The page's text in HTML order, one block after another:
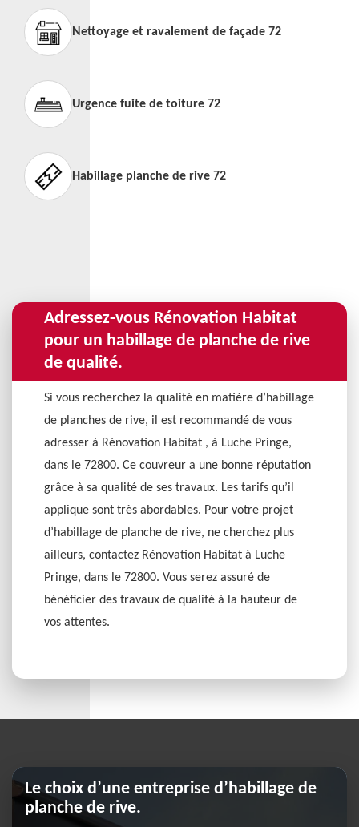
Nettoyage et ravalement de façade 72
Urgence fuite de toiture 72
Habillage planche de rive 72
Adressez-vous Rénovation Habitat
pour un habillage de planche de rive
de qualité.
Si vous recherchez la qualité en matière d’habillage
de planches de rive, il est recommandé de vous
adresser à Rénovation Habitat , à Luche Pringe,
dans le 72800. Ce couvreur a une bonne réputation
grâce à sa qualité de ses travaux. Les tarifs qu’il
applique sont très abordables. Pour votre projet
d’habillage de planche de rive, ne cherchez plus
ailleurs, contactez Rénovation Habitat à Luche
Pringe, dans le 72800. Vous serez assuré de
bénéficier des travaux de qualité à la hauteur de
vos attentes.
Le choix d’une entreprise d’habillage de
planche de rive.